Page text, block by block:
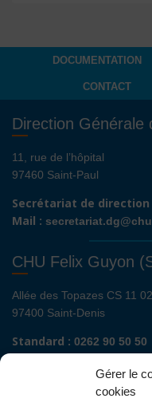
Gérer le
cookies
DOCUMENTATION
CONTACT
Direction Générale
11, rue de l’hôpital
97460 Saint-Paul
Secrétariat de direction
Mail :
CHU Felix Guyon
Allée des Topazes CS 11
97400 Saint-Denis
Standard : 0262 90 50 50
Renseignements
Secrétariat de